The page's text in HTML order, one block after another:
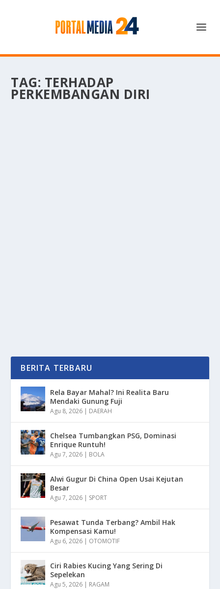
TAG: TERHADAP
PERKEMBANGAN DIRI
BERITA TERBARU
Rela Bayar Mahal? Ini Realita Baru
Mendaki Gunung Fuji
Agu 8, 2026 | DAERAH
Chelsea Tumbangkan PSG, Dominasi
Enrique Runtuh!
Agu 7, 2026 | BOLA
Alwi Gugur Di China Open Usai Kejutan
Besar
Agu 7, 2026 | SPORT
Pesawat Tunda Terbang? Ambil Hak
Kompensasi Kamu!
Agu 6, 2026 | OTOMOTIF
Ciri Rabies Kucing Yang Sering Di
Sepelekan
Agu 5, 2026 | RAGAM